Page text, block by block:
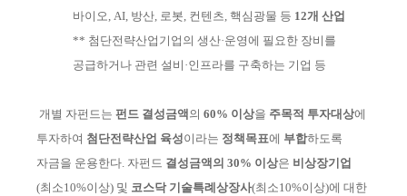
바이오, AI, 방산, 로봇, 컨텐츠, 핵심광물 등 12개 산업
** 첨단전략산업기업의 생산·운영에 필요한 장비를
공급하거나 관련 설비·인프라를 구축하는 기업 등
개별 자펀드는 펀드 결성금액 의 60% 이상을 주목적 투자대상에
투자하여 첨단전략산업 육성이라는 정책목표에 부합하도록
자금을 운용한다. 자펀드 결성금액의 30% 이상은 비상장기업
(최소10%이상) 및 코스닥 기술특례상장사(최소10%이상)에 대한